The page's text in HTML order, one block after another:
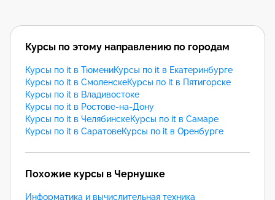
Курсы по этому направлению по городам
Курсы по it в ТюмениКурсы по it в Екатеринбурге
Курсы по it в СмоленскеКурсы по it в Пятигорске
Курсы по it в Владивостоке
Курсы по it в Ростове-на-Дону
Курсы по it в ЧелябинскеКурсы по it в Самаре
Курсы по it в СаратовеКурсы по it в Оренбурге
Похожие курсы в Чернушке
Информатика и вычислительная техника